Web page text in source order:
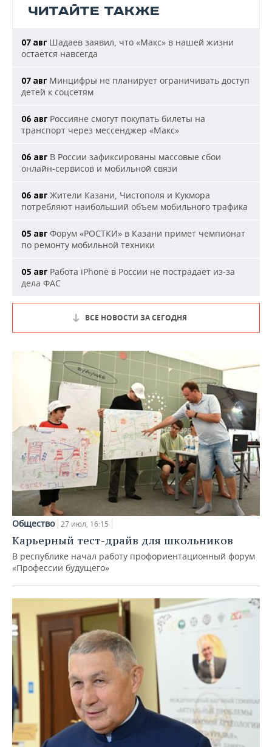
ЧИТАЙТЕ ТАКЖЕ
07 авг Шадаев заявил, что «Макс» в нашей жизни
остается навсегда
07 авг Минцифры не планирует ограничивать доступ
детей к соцсетям
06 авг Россияне смогут покупать билеты на
транспорт через мессенджер «Макс»
06 авг В России зафиксированы массовые сбои
онлайн-сервисов и мобильной связи
06 авг Жители Казани, Чистополя и Кукмора
потребляют наибольший объем мобильного трафика
05 авг Форум «РОСТКИ» в Казани примет чемпионат
по ремонту мобильной техники
05 авг Работа iPhone в России не пострадает из-за
дела ФАС
ВСЕ НОВОСТИ ЗА СЕГОДНЯ
Общество 27 июл, 16:15
Карьерный тест-драйв для школьников
В республике начал работу профориентационный форум
«Профессии будущего»